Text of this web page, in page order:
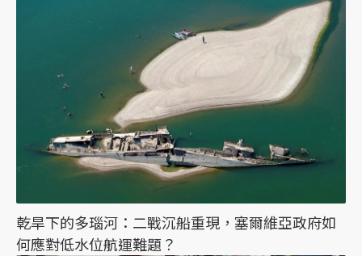
乾旱下的多瑙河：二戰沉船重現，塞爾維亞政府如
何應對低水位航運難題？